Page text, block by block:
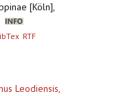
[Köln],
RTF
Leodiensis,